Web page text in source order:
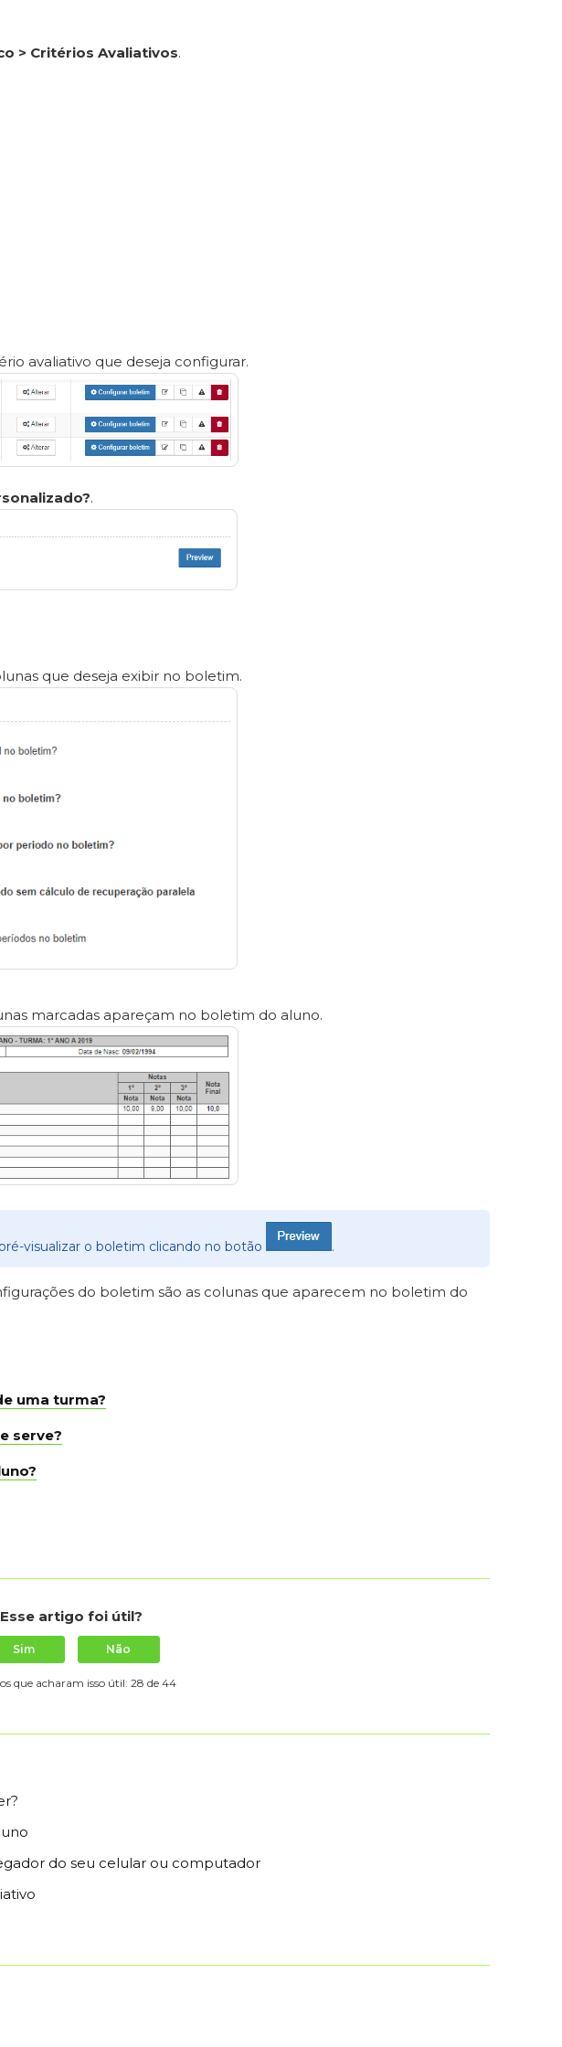
> Critérios Avaliativos.
avaliativo que deseja configurar.
.
que deseja exibir no boletim.
marcadas apareçam no boletim do aluno.
visualizar o boletim clicando no botão .
do boletim são as colunas que aparecem no boletim do
uma turma?
serve?
Esse artigo foi útil?
Sim Não
que acharam isso útil: 28 de 44
do seu celular ou computador